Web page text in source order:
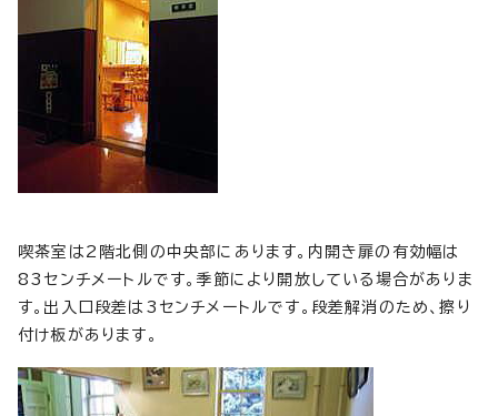
喫茶室は2階北側の中央部にあります。内開き扉の有効幅は
83センチメートルです。季節により開放している場合がありま
す。出入口段差は3センチメートルです。段差解消のため、擦り
付け板があります。